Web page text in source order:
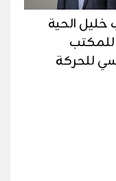
خليل الحية
للمكتب
للحركة